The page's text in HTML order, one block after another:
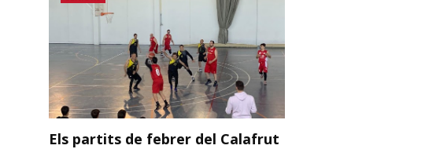
Els partits de febrer del Calafrut